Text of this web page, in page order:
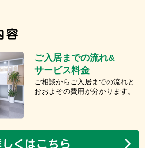
ご入居までの流れ&
サービス料金
ご相談からご入居までの流れと
おおよその費用が分かります。